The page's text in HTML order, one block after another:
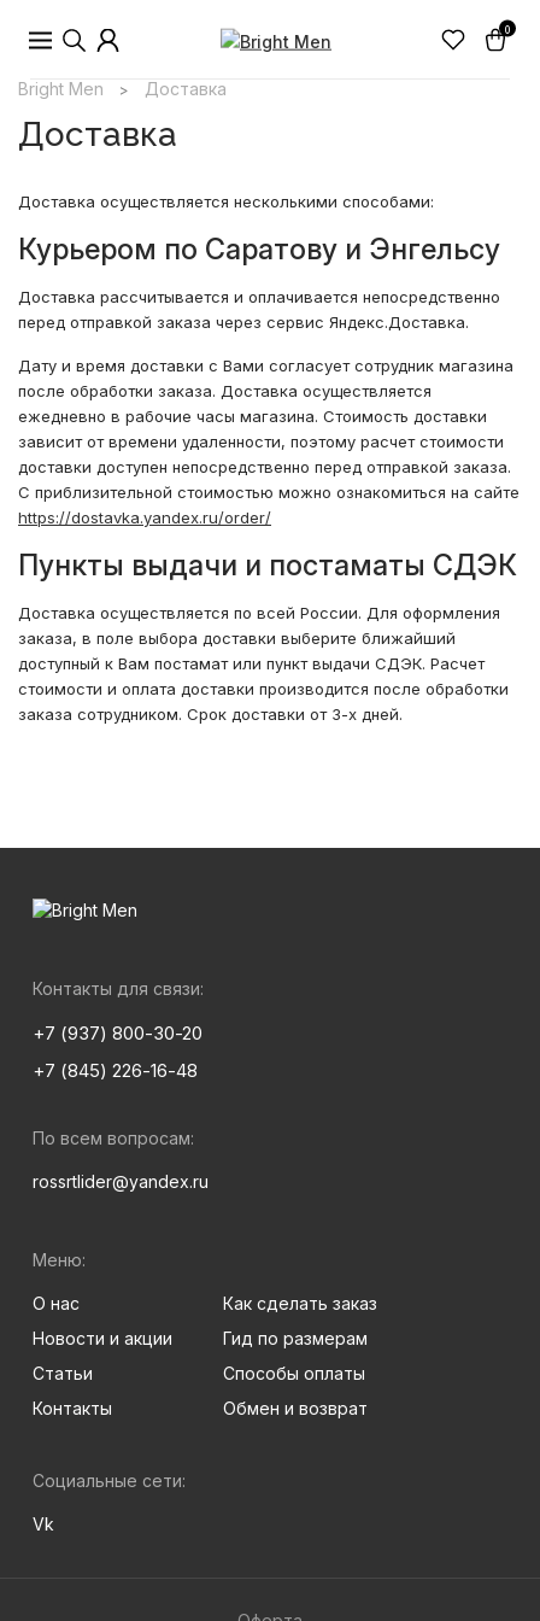
0
Bright Men > Доставка
Доставка
Доставка осуществляется несколькими способами:
Курьером по Саратову и Энгельсу
Доставка рассчитывается и оплачивается непосредственно
перед отправкой заказа через сервис Яндекс.Доставка.
Дату и время доставки с Вами согласует сотрудник магазина
после обработки заказа. Доставка осуществляется
ежедневно в рабочие часы магазина. Стоимость доставки
зависит от времени удаленности, поэтому расчет стоимости
доставки доступен непосредственно перед отправкой заказа.
С приблизительной стоимостью можно ознакомиться на сайте
https://dostavka.yandex.ru/order/
Пункты выдачи и постаматы СДЭК
Доставка осуществляется по всей России. Для оформления
заказа, в поле выбора доставки выберите ближайший
доступный к Вам постамат или пункт выдачи СДЭК. Расчет
стоимости и оплата доставки производится после обработки
заказа сотрудником. Срок доставки от 3-х дней.
Контакты для связи:
+7 (937) 800-30-20
+7 (845) 226-16-48
По всем вопросам:
rossrtlider@yandex.ru
Меню:
О нас
Новости и акции
Статьи
Контакты
Как сделать заказ
Гид по размерам
Способы оплаты
Обмен и возврат
Социальные сети:
Vk